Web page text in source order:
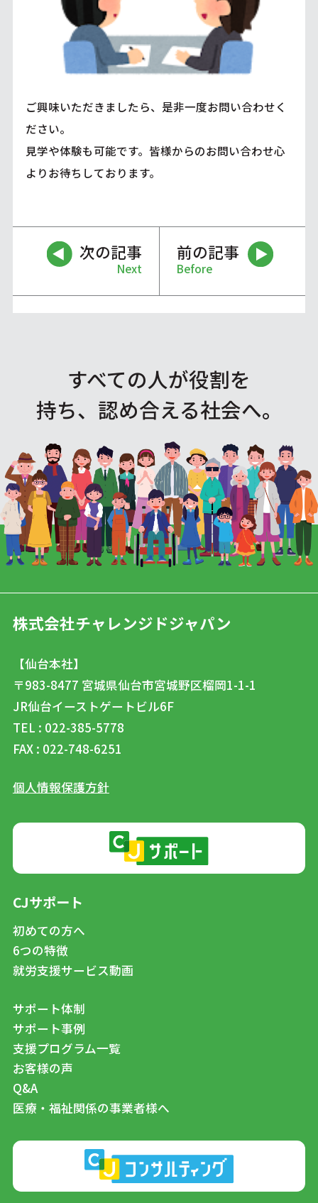
ご興味いただきましたら、是非一度お問い合わせく
ださい。
見学や体験も可能です。皆様からのお問い合わせ心
よりお待ちしております。
次の記事
Next
前の記事
Before
すべての人が役割を
持ち、認め合える社会へ。
株式会社チャレンジドジャパン
【仙台本社】
〒983-8477 宮城県仙台市宮城野区榴岡1-1-1
JR仙台イーストゲートビル6F
TEL : 022-385-5778
FAX : 022-748-6251
個人情報保護方針
CJサポート
初めての方へ
6つの特徴
就労支援サービス動画
サポート体制
サポート事例
支援プログラム一覧
お客様の声
Q&A
医療・福祉関係の事業者様へ